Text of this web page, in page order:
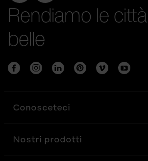
Rendiamo le
belle
Conosceteci
Nostri prodotti